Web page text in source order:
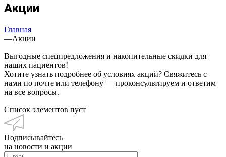
Акции
Главная
—Акции
Выгодные спецпредложения и накопительные скидки для
наших пациентов!
Хотите узнать подробнее об условиях акций? Свяжитесь с
нами по почте или телефону — проконсультируем и ответим
на все вопросы.
Список элементов пуст
Подписывайтесь
на новости и акции